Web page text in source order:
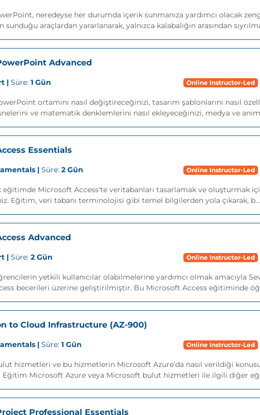
neredeyse her durumda içerik sunmanıza yardımcı olacak
araçlardan yararlanarak, yalnızca kalabalığın arasından
Advanced
| Süre: 1 Gün Online Instructor-Led
ortamını nasıl değiştireceğinizi, tasarım şablonlarını nasıl
ve matematik denklemlerini nasıl ekleyeceğinizi, medya ve
Essentials
| Süre: 2 Gün Online Instructor-Led
Microsoft Access'te veritabanları tasarlamak ve oluşturmak
Eğitim, veri tabanı terminolojisi gibi temel bilgilerden yola çıkarak, b...
Advanced
| Süre: 2 Gün Online Instructor-Led
yetkili kullanıcılar olabilmelerine yardımcı olmak amacıyla
becerileri üzerine geliştirilmiştir. Bu Microsoft Access eğitiminde
to Cloud Infrastructure (AZ-900)
| Süre: 1 Gün Online Instructor-Led
hizmetleri ve bu hizmetlerin Microsoft Azure’da nasıl verildiği
Eğitim Microsoft Azure veya Microsoft bulut hizmetleri ile ilgili diğer
Professional Essentials